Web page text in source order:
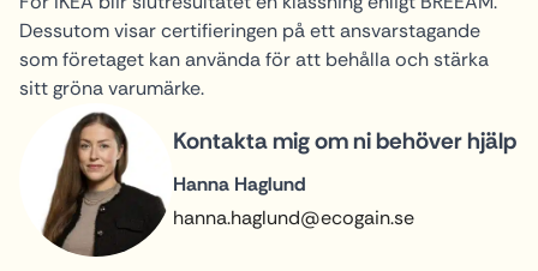
Dessutom visar certifieringen på ett ansvarstagande
som företaget kan använda för att behålla och stärka
sitt gröna varumärke.
Kontakta mig om ni behöver hjälp
Hanna Haglund
hanna.haglund@ecogain.se